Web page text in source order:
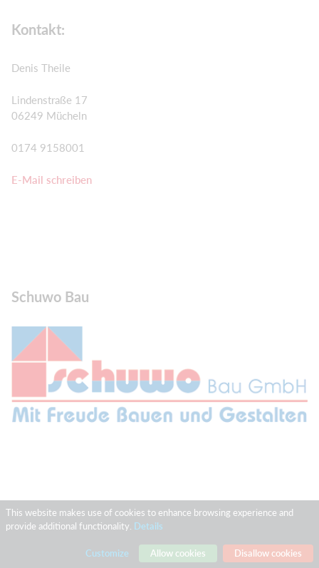
Kontakt:
Denis Theile
Lindenstraße 17
06249 Mücheln
0174 9158001
E-Mail schreiben
Schuwo Bau
Kontakt:
Paunsdorfer Straße 6
This website makes use of cookies to enhance browsing experience and
provide additional functionality. Details
Disallow cookies
Allow cookies
Customize